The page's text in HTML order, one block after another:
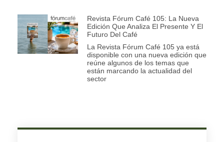
Revista Fórum Café 105: La Nueva
Edición Que Analiza El Presente Y El
Futuro Del Café
La Revista Fórum Café 105 ya está
disponible con una nueva edición que
reúne algunos de los temas que
están marcando la actualidad del
sector